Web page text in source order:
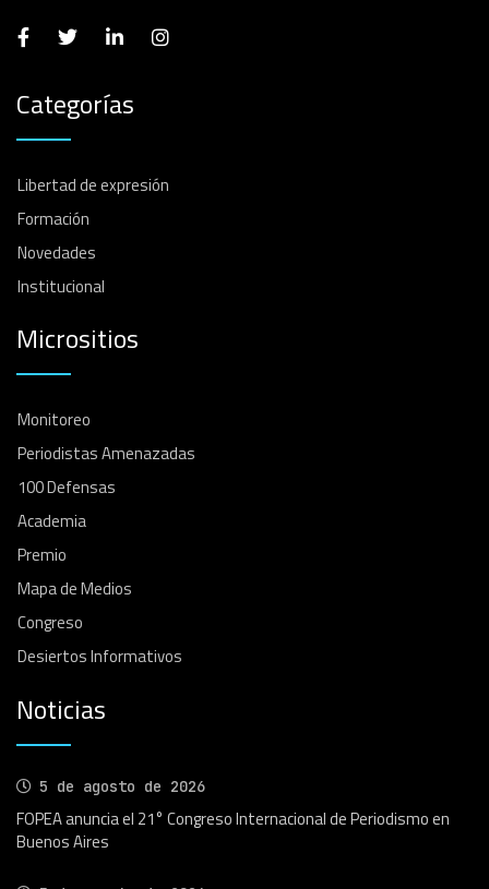
Categorías
Libertad de expresión
Formación
Novedades
Institucional
Micrositios
Monitoreo
Periodistas Amenazadas
100 Defensas
Academia
Premio
Mapa de Medios
Congreso
Desiertos Informativos
Noticias
5 de agosto de 2026
FOPEA anuncia el 21° Congreso Internacional de Periodismo en
Buenos Aires